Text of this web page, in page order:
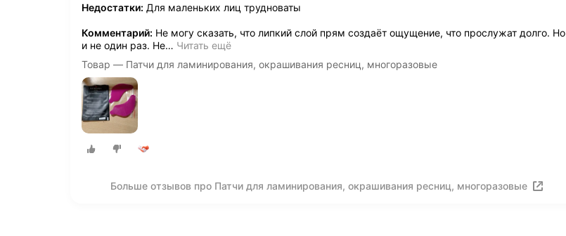
Недостатки: Для маленьких лиц трудноваты
Комментарий: Не могу сказать, что липкий слой прям создаёт ощущение, что прослужат долго. Но
и не один раз. Не… Читать ещё
Товар — Патчи для ламинирования, окрашивания ресниц, многоразовые
Больше отзывов про Патчи для ламинирования, окрашивания ресниц, многоразовые